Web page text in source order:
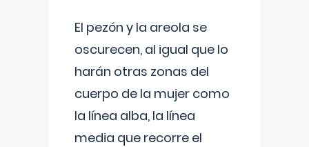
El pezón y la areola se
oscurecen, al igual que lo
harán otras zonas del
cuerpo de la mujer como
la línea alba, la línea
media que recorre el